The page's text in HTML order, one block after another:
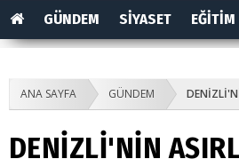
GÜNDEM SİYASET EĞİTİM
ANA SAYFA GÜNDEM
DENİZLİ'NİN